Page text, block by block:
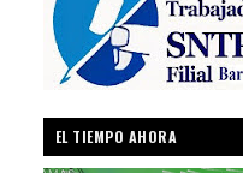
EL TIEMPO AHORA